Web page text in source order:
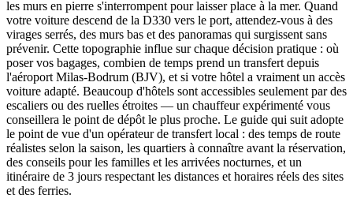
les murs en pierre s'interrompent pour laisser place à la mer. Quand
votre voiture descend de la D330 vers le port, attendez-vous à des
virages serrés, des murs bas et des panoramas qui surgissent sans
prévenir. Cette topographie influe sur chaque décision pratique : où
poser vos bagages, combien de temps prend un transfert depuis
l'aéroport Milas‑Bodrum (BJV), et si votre hôtel a vraiment un accès
voiture adapté. Beaucoup d'hôtels sont accessibles seulement par des
escaliers ou des ruelles étroites — un chauffeur expérimenté vous
conseillera le point de dépôt le plus proche. Le guide qui suit adopte
le point de vue d'un opérateur de transfert local : des temps de route
réalistes selon la saison, les quartiers à connaître avant la réservation,
des conseils pour les familles et les arrivées nocturnes, et un
itinéraire de 3 jours respectant les distances et horaires réels des sites
et des ferries.